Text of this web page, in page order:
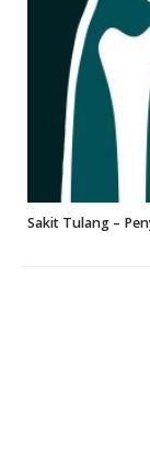
Sakit Tulang –